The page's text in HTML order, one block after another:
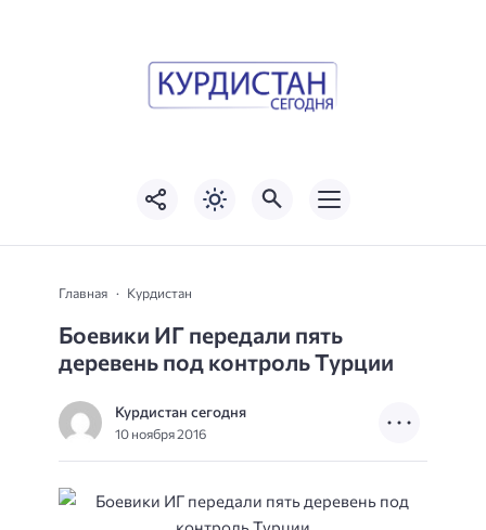
Главная Курдистан
Боевики ИГ передали пять
деревень под контроль Турции
Курдистан сегодня
10 ноября 2016